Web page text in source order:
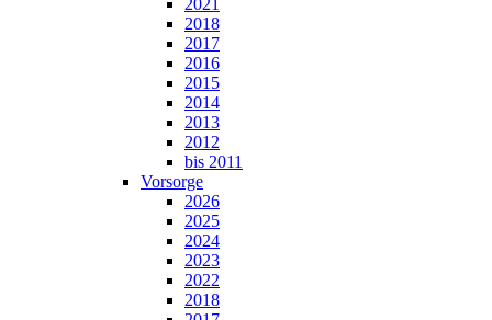
2021
2018
2017
2016
2015
2014
2013
2012
bis 2011
Vorsorge
2026
2025
2024
2023
2022
2018